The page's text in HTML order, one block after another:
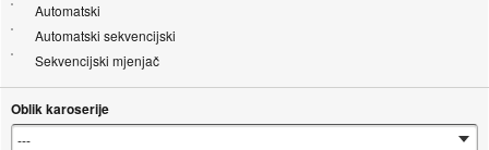
Automatski
Automatski sekvencijski
Sekvencijski mjenjač
Oblik karoserije